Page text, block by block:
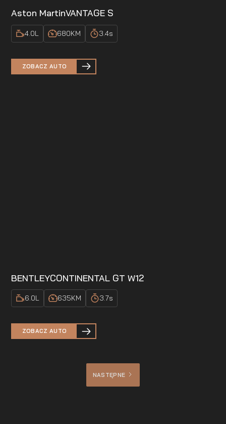
Aston MartinVANTAGE S
4.0L 680KM 3.4s
ZOBACZ AUTO
BENTLEYCONTINENTAL GT W12
6.0L 635KM 3.7s
ZOBACZ AUTO
NASTĘPNE